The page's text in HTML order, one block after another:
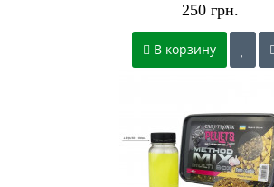
250 грн.
В корзину